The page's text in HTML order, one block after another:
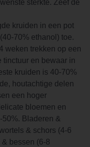
sterkte. Zeef de
kruiden in een pot
70% ethanol) toe.
weken trekken op een
tinctuur en bewaar in
kruiden is 40-70%
houtachtige delen
een hoger
bloemen en
50%. Bladeren &
& schors (4-6
bessen (6-8